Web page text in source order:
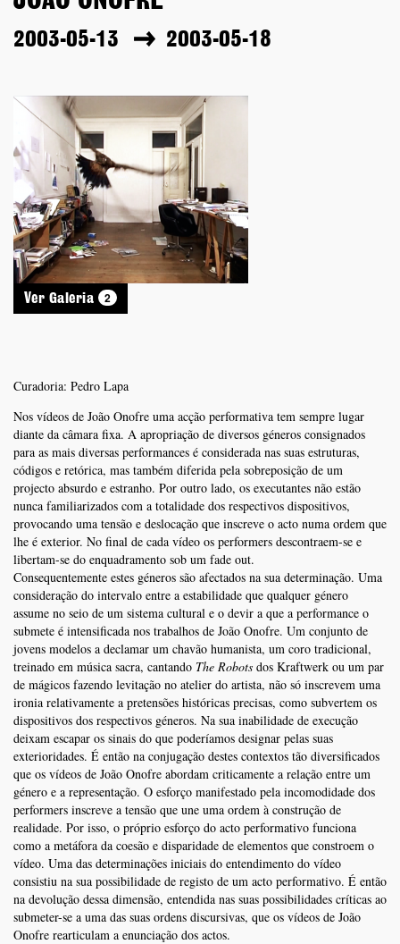
2003-05-13 2003-05-18
Ver Galeria 2
Curadoria: Pedro Lapa
Nos vídeos de João Onofre uma acção performativa tem sempre lugar
diante da câmara fixa. A apropriação de diversos géneros consignados
para as mais diversas performances é considerada nas suas estruturas,
códigos e retórica, mas também diferida pela sobreposição de um
projecto absurdo e estranho. Por outro lado, os executantes não estão
nunca fami­liarizados com a totalidade dos respectivos dispositivos,
provocando uma tensão e deslocação que inscreve o acto numa ordem que
lhe é exterior. No final de cada vídeo os performers descontraem-se e
libertam-se do enquadramento sob um fade out.
Consequentemente estes géneros são afectados na sua determinação. Uma
consideração do intervalo entre a estabilidade que qualquer género
assume no seio de um sistema cultural e o devir a que a performance o
submete é intensificada nos trabalhos de João Onofre. Um conjunto de
jovens modelos a declamar um chavão humanista, um coro tradicional,
treinado em música sacra, cantando The Robots dos Kraftwerk ou um par
de mágicos fazendo levitação no atelier do artista, não só inscrevem uma
ironia relativamente a pretensões históricas precisas, como subvertem os
dispositivos dos respectivos géneros. Na sua inabilidade de execução
deixam escapar os sinais do que poderíamos designar pelas suas
exterioridades. É então na conjugação destes contextos tão diversificados
que os vídeos de João Onofre abordam criticamente a relação entre um
género e a representação. O esforço manifestado pela incomodidade dos
performers inscreve a tensão que une uma ordem à construção de
realidade. Por isso, o próprio esforço do acto performativo funciona
como a metáfora da coesão e disparidade de elementos que constroem o
vídeo. Uma das determinações iniciais do entendimento do vídeo
consistiu na sua possibilidade de registo de um acto performativo. É então
na devolução dessa dimensão, entendida nas suas possibilidades críticas ao
submeter-se a uma das suas ordens discursivas, que os vídeos de João
Onofre rearticulam a enunciação dos actos.